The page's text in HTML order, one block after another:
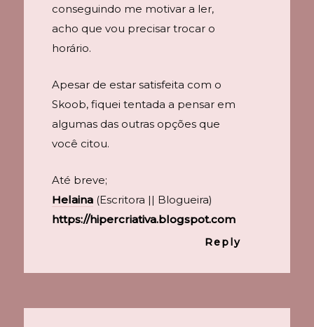
conseguindo me motivar a ler,
acho que vou precisar trocar o
horário.
Apesar de estar satisfeita com o
Skoob, fiquei tentada a pensar em
algumas das outras opções que
você citou.
Até breve;
Helaina(Escritora || Blogueira)
https://hipercriativa.blogspot.com
Reply